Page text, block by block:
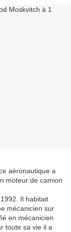
aéronautique a
moteur de camion
Il habitait
mécanicien sur
en mécanicien
toute sa vie il a